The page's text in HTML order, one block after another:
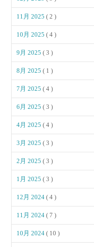
11月 2025( 2 )
10月 2025( 4 )
9月 2025( 3 )
8月 2025( 1 )
7月 2025( 4 )
6月 2025( 3 )
4月 2025( 4 )
3月 2025( 3 )
2月 2025( 3 )
1月 2025( 3 )
12月 2024( 4 )
11月 2024( 7 )
10月 2024( 10 )